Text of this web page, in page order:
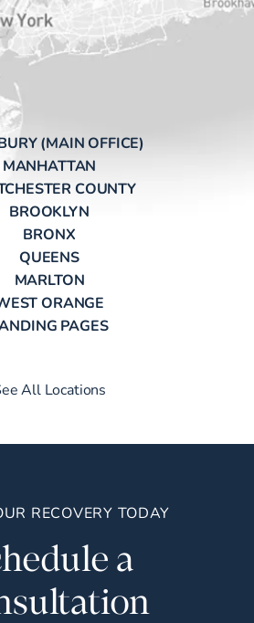
(MAIN OFFICE)
MANHATTAN
COUNTY
BROOKLYN
BRONX
QUEENS
MARLTON
ORANGE
PAGES
All Locations
RECOVERY TODAY
a